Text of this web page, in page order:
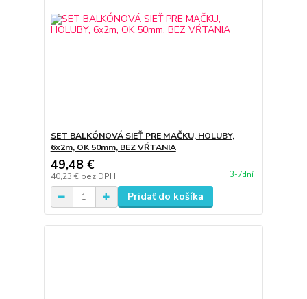
SET BALKÓNOVÁ SIEŤ PRE MAČKU, HOLUBY,
6x2m, OK 50mm, BEZ VŔTANIA
49,48 €
40,23 € bez DPH 3-7dní
Pridať do košíka